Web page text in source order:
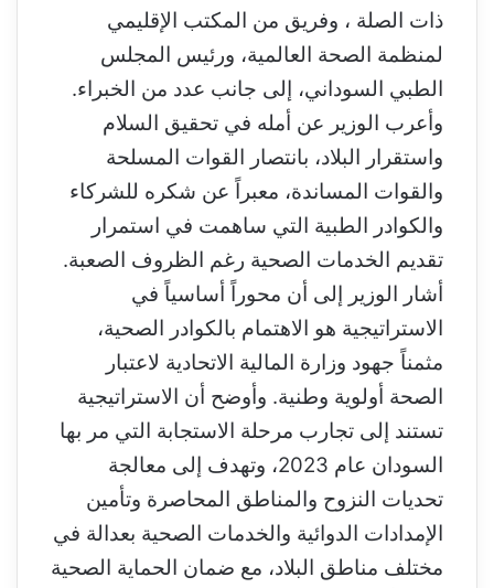
ذات الصلة ، وفريق من المكتب الإقليمي
لمنظمة الصحة العالمية، ورئيس المجلس
الطبي السوداني، إلى جانب عدد من الخبراء.
وأعرب الوزير عن أمله في تحقيق السلام
واستقرار البلاد، بانتصار القوات المسلحة
والقوات المساندة، معبراً عن شكره للشركاء
والكوادر الطبية التي ساهمت في استمرار
تقديم الخدمات الصحية رغم الظروف الصعبة.
أشار الوزير إلى أن محوراً أساسياً في
الاستراتيجية هو الاهتمام بالكوادر الصحية،
مثمناً جهود وزارة المالية الاتحادية لاعتبار
الصحة أولوية وطنية. وأوضح أن الاستراتيجية
تستند إلى تجارب مرحلة الاستجابة التي مر بها
السودان عام 2023، وتهدف إلى معالجة
تحديات النزوح والمناطق المحاصرة وتأمين
الإمدادات الدوائية والخدمات الصحية بعدالة في
مختلف مناطق البلاد، مع ضمان الحماية الصحية